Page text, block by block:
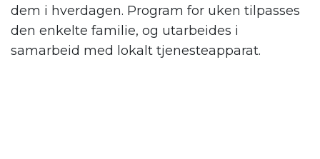
dem i hverdagen. Program for uken tilpasses
den enkelte familie, og utarbeides i
samarbeid med lokalt tjenesteapparat.